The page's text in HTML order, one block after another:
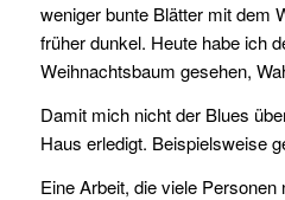
weniger bunte Blätter mit dem
früher dunkel. Heute habe ich
Weihnachtsbaum gesehen,
Damit mich nicht der Blues
Haus erledigt. Beispielsweise
Eine Arbeit, die viele